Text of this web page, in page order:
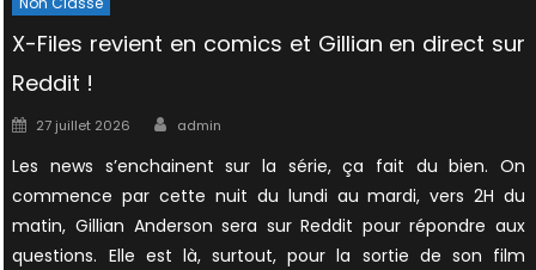
X-Files revient en comics et Gillian en direct sur
Reddit !
Posted
27 juillet 2026 Author
admin
Les news s’enchainent sur la série, ça fait du bien. On
commence par cette nuit du lundi au mardi, vers 2H du
matin, Gillian Anderson sera sur Reddit pour répondre aux
questions. Elle est là, surtout, pour la sortie de son film